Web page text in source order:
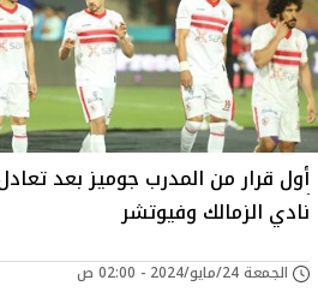
أول قرار من المدرب جوميز بعد
نادي الزمالك وفيوتشر
الجمعة 24/مايو/2024 - 02:00 ص